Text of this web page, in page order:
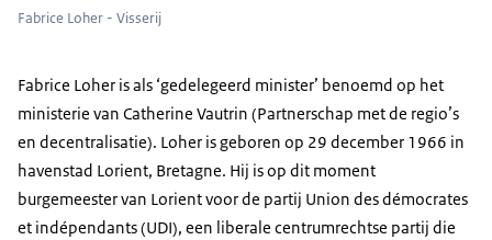
Fabrice Loher - Visserij
Fabrice Loher is als ‘gedelegeerd minister’ benoemd op het
ministerie van Catherine Vautrin (Partnerschap met de regio’s
en decentralisatie). Loher is geboren op 29 december 1966 in
havenstad Lorient, Bretagne. Hij is op dit moment
burgemeester van Lorient voor de partij Union des démocrates
et indépendants(UDI), een liberale centrumrechtse partij die